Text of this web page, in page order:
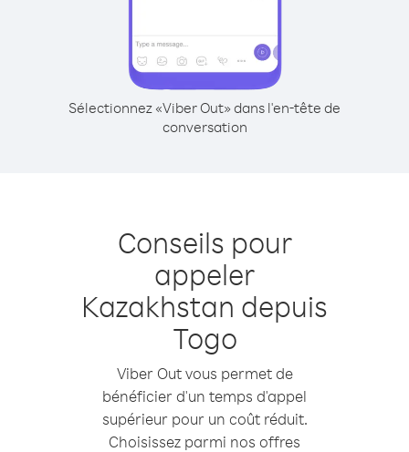
Sélectionnez «Viber Out» dans l'en-tête de
conversation
Conseils pour
appeler
Kazakhstan depuis
Togo
Viber Out vous permet de
bénéficier d'un temps d'appel
supérieur pour un coût réduit.
Choisissez parmi nos offres